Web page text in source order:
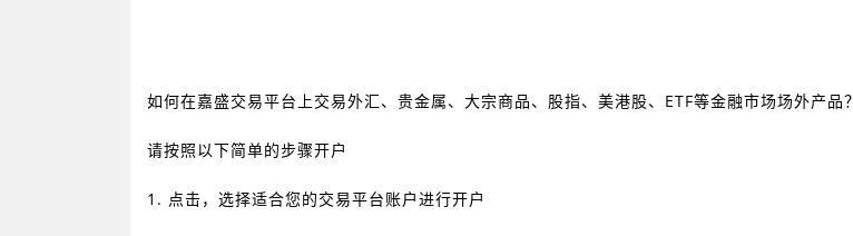
如何在嘉盛交易平台上交易外汇、贵金属、大宗商品、股指、美港股、ETF等金融市场场外产品？
请按照以下简单的步骤开户
1. 点击，选择适合您的交易平台账户进行开户